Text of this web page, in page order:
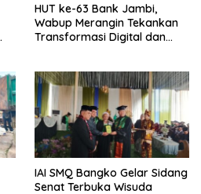
HUT ke-63 Bank Jambi,
Wabup Merangin Tekankan
Transformasi Digital dan
IAI SMQ Bangko Gelar Sidang
Senat Terbuka Wisuda